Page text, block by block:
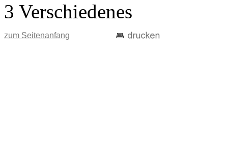
3 Verschiedenes
zum Seitenanfang